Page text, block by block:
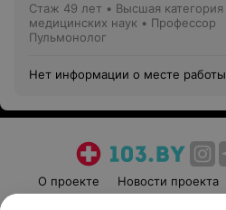
Стаж 49 лет • Высшая категория
медицинских наук • Профессор
Пульмонолог
Нет информации о месте работы
О проекте Новости проекта